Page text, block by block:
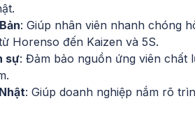
: Giúp nhân viên nhanh chóng
Horenso đến Kaizen và 5S.
sự: Đảm bảo nguồn ứng viên chất
: Giúp doanh nghiệp nắm rõ